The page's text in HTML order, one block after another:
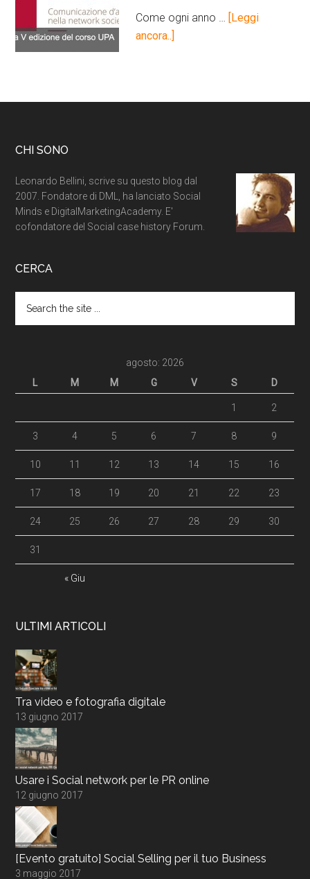
Come ogni anno … [Leggi
ancora..]
CHI SONO
Leonardo Bellini, scrive su questo blog dal
2007. Fondatore di DML, ha lanciato Social
Minds e DigitalMarketingAcademy. E'
cofondatore del Social case history Forum.
CERCA
agosto: 2026
L
M M G V S D
« Giu
1 2
3 4 5 6 7 8 9
10 11 12 13 14 15 16
17 18 19 20 21 22 23
24 25 26 27 28 29 30
31
ULTIMI ARTICOLI
Tra video e fotografia digitale
13 giugno 2017
Usare i Social network per le PR online
12 giugno 2017
[Evento gratuito] Social Selling per il tuo Business
3 maggio 2017